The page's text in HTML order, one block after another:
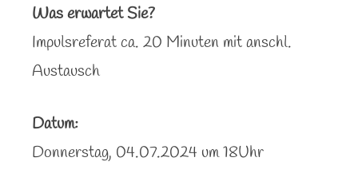
Was erwartet Sie?
Impulsreferat ca. 20 Minuten mit anschl.
Austausch
Datum:
Donnerstag, 04.07.2024 um 18Uhr